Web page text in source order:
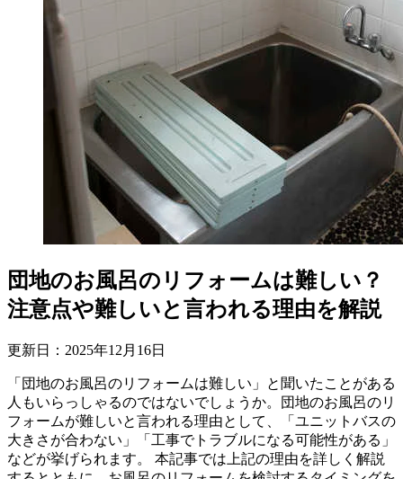
団地のお風呂のリフォームは難しい？
注意点や難しいと言われる理由を解説
更新日： 2025年12 月 16日
「団地のお風呂のリフォームは難しい」と聞いたことがある
人もいらっしゃるのではないでしょうか。団地のお風呂のリ
フォームが難しいと言われる理由として、「ユニットバスの
大きさが合わない」「工事でトラブルになる可能性がある」
などが挙げられます。 本記事では上記の理由を詳しく解説